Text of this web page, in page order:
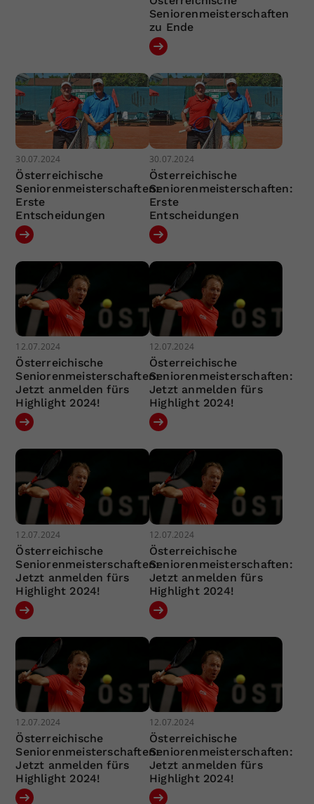
Seniorenmeisterschaften
zu Ende
30.07.2024
Österreichische
Seniorenmeisterschaften:
Erste
Entscheidungen
30.07.2024
Österreichische
Seniorenmeisterschaften:
Erste
Entscheidungen
12.07.2024
Österreichische
Seniorenmeisterschaften:
Jetzt anmelden fürs
Highlight 2024!
12.07.2024
Österreichische
Seniorenmeisterschaften:
Jetzt anmelden fürs
Highlight 2024!
12.07.2024
Österreichische
Seniorenmeisterschaften:
Jetzt anmelden fürs
Highlight 2024!
12.07.2024
Österreichische
Seniorenmeisterschaften:
Jetzt anmelden fürs
Highlight 2024!
12.07.2024
Österreichische
Seniorenmeisterschaften:
Jetzt anmelden fürs
Highlight 2024!
12.07.2024
Österreichische
Seniorenmeisterschaften:
Jetzt anmelden fürs
Highlight 2024!